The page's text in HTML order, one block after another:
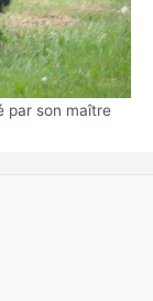
par son maître